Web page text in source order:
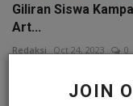
JOIN
Giliran Siswa
Art...
Redaksi Oct 24, 2023 0